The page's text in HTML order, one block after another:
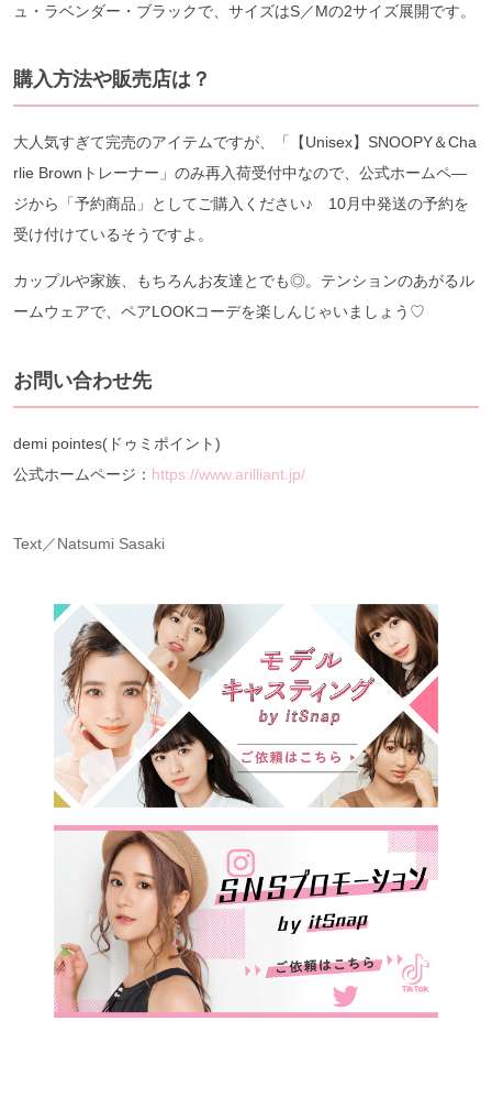
ュ・ラベンダー・ブラックで、サイズはS／Mの2サイズ展開です。
購入方法や販売店は？
大人気すぎて完売のアイテムですが、「【Unisex】SNOOPY＆Cha
rlie Brownトレーナー」のみ再入荷受付中なので、公式ホームペ―
ジから「予約商品」としてご購入ください♪ 10月中発送の予約を
受け付けているそうですよ。
カップルや家族、もちろんお友達とでも◎。テンションのあがるル
ームウェアで、ペアLOOKコーデを楽しんじゃいましょう♡
お問い合わせ先
demi pointes(ドゥミポイント)
公式ホームページ： https://www.arilliant.jp/
Text／Natsumi Sasaki